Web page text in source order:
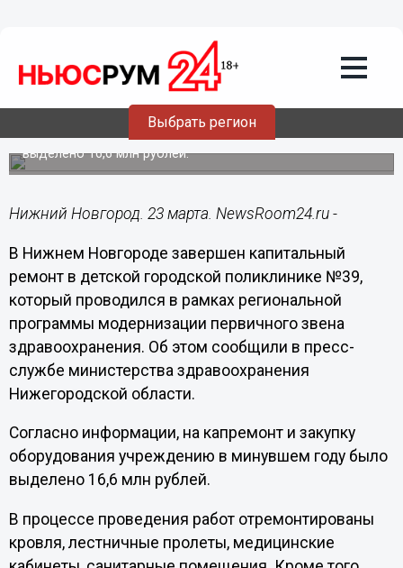
Выбрать регион
23.03.202222:11
Завершен капремонт в детской
поликлинике №39 Нижнего Новгорода
На капремонт и приобретение оборудования было
выделено 16,6 млн рублей.
Нижний Новгород. 23 марта. NewsRoom24.ru -
В Нижнем Новгороде завершен капитальный
ремонт в детской городской поликлинике №39,
который проводился в рамках региональной
программы модернизации первичного звена
здравоохранения. Об этом сообщили в пресс-
службе министерства здравоохранения
Нижегородской области.
Согласно информации, на капремонт и закупку
оборудования учреждению в минувшем году было
выделено 16,6 млн рублей.
В процессе проведения работ отремонтированы
кровля, лестничные пролеты, медицинские